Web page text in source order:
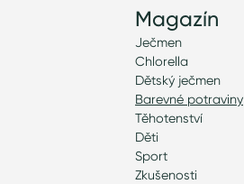
Magazín
Ječmen
Chlorella
Dětský ječmen
Barevné potraviny
Těhotenství
Děti
Sport
Zkušenosti